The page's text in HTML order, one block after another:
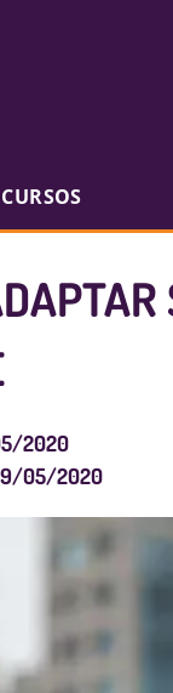
CURSOS
2020
05/2020